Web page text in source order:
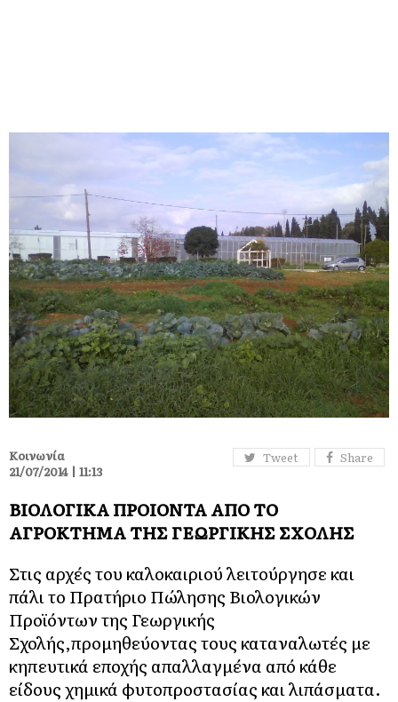
Tweet Share
Κοινωνία
21/07/2014 | 11:13
ΒΙΟΛΟΓΙΚΑ ΠΡΟΙΟΝΤΑ ΑΠΟ ΤΟ
ΑΓΡΟΚΤΗΜΑ ΤΗΣ ΓΕΩΡΓΙΚΗΣ ΣΧΟΛΗΣ
Στις αρχές του καλοκαιριού λειτούργησε και
πάλι το Πρατήριο Πώλησης Βιολογικών
Προϊόντων της Γεωργικής
Σχολής,προμηθεύοντας τους καταναλωτές με
κηπευτικά εποχής απαλλαγμένα από κάθε
είδους χημικά φυτοπροστασίας και λιπάσματα.